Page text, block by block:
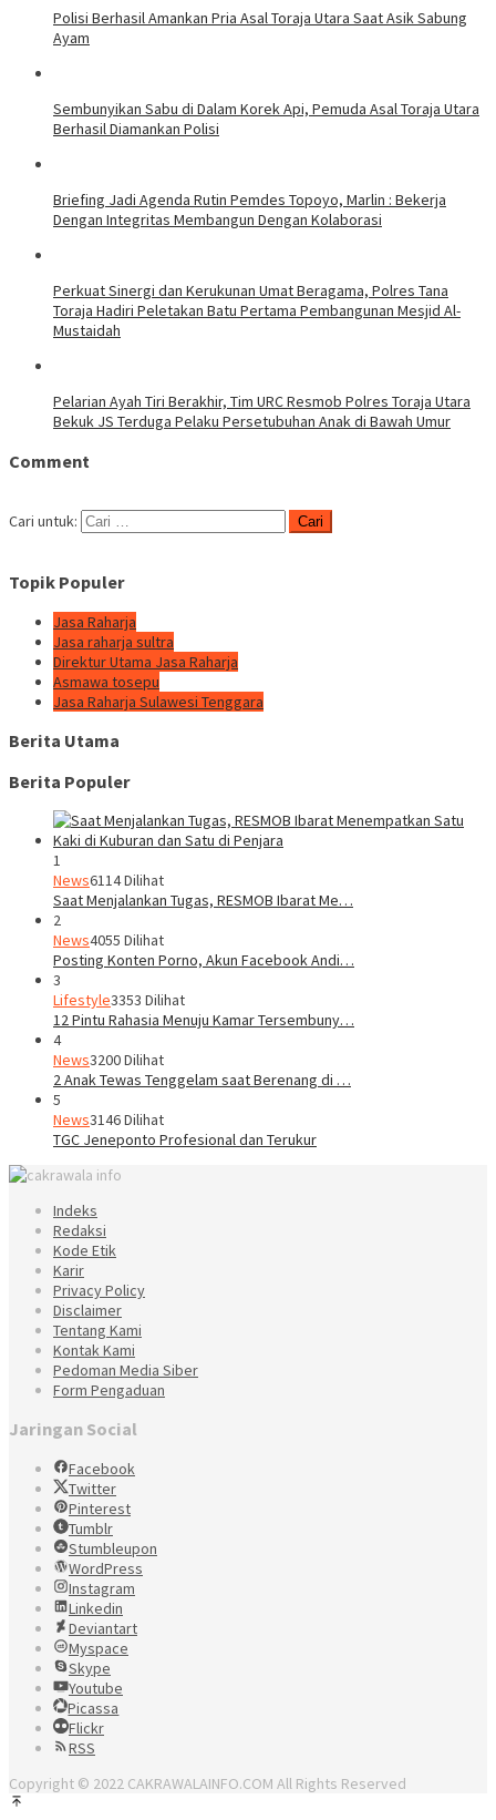
Polisi Berhasil Amankan Pria Asal Toraja Utara Saat Asik Sabung
Ayam
Sembunyikan Sabu di Dalam Korek Api, Pemuda Asal Toraja Utara
Berhasil Diamankan Polisi
Briefing Jadi Agenda Rutin Pemdes Topoyo, Marlin : Bekerja
Dengan Integritas Membangun Dengan Kolaborasi
Perkuat Sinergi dan Kerukunan Umat Beragama, Polres Tana
Toraja Hadiri Peletakan Batu Pertama Pembangunan Mesjid Al-
Mustaidah
Pelarian Ayah Tiri Berakhir, Tim URC Resmob Polres Toraja Utara
Bekuk JS Terduga Pelaku Persetubuhan Anak di Bawah Umur
Comment
Cari untuk:
Topik Populer
Jasa Raharja
Jasa raharja sultra
Direktur Utama Jasa Raharja
Asmawa tosepu
Jasa Raharja Sulawesi Tenggara
Berita Utama
Berita Populer
1
News6114 Dilihat
Saat Menjalankan Tugas, RESMOB Ibarat Me…
2
News4055 Dilihat
Posting Konten Porno, Akun Facebook Andi…
3
Lifestyle3353 Dilihat
12 Pintu Rahasia Menuju Kamar Tersembuny…
4
News3200 Dilihat
2 Anak Tewas Tenggelam saat Berenang di …
5
News3146 Dilihat
TGC Jeneponto Profesional dan Terukur
Indeks
Redaksi
Kode Etik
Karir
Privacy Policy
Disclaimer
Tentang Kami
Kontak Kami
Pedoman Media Siber
Form Pengaduan
Jaringan Social
Facebook
Twitter
Pinterest
Tumblr
Stumbleupon
WordPress
Instagram
Linkedin
Deviantart
Myspace
Skype
Youtube
Picassa
Flickr
RSS
Copyright © 2022 CAKRAWALAINFO.COM All Rights Reserved